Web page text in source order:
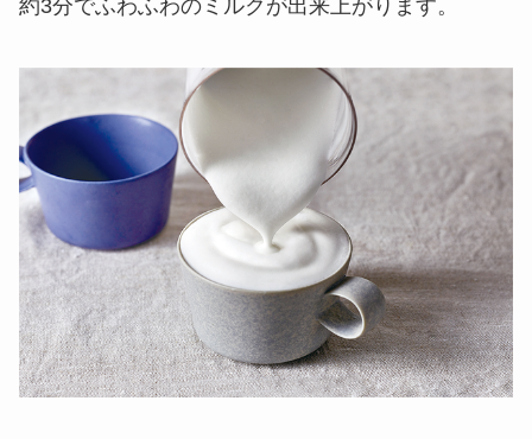
約3分でふわふわのミルクが出来上がります。